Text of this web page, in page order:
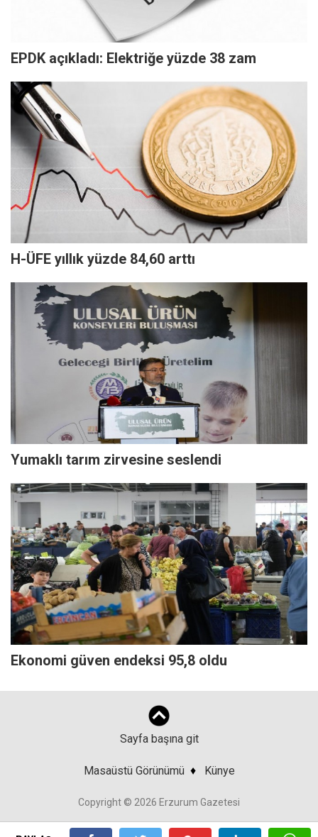
EPDK açıkladı: Elektriğe yüzde 38 zam
H-ÜFE yıllık yüzde 84,60 arttı
Yumaklı tarım zirvesine seslendi
Ekonomi güven endeksi 95,8 oldu
Sayfa başına git
Masaüstü Görünümü ♦ Künye
Copyright © 2026 Erzurum Gazetesi